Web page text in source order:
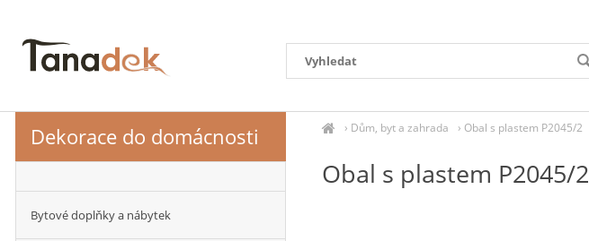
› Dům, byt a zahrada › Obal s plastem P2045/2
Obal s plastem P2045/2
Dekorace do domácnosti
Bytové doplňky a nábytek